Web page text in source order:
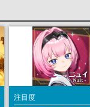
注目度